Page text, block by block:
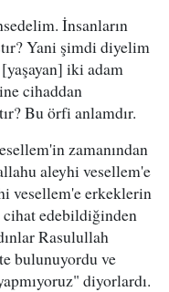
İnsanların
Yani şimdi diyelim
iki adam
cihaddan
Bu örfi anlamdır.
zamanından
aleyhi vesellem'e
vesellem'e erkeklerin
cihat edebildiğinden
Rasulullah
bulunuyordu ve
diyorlardı.